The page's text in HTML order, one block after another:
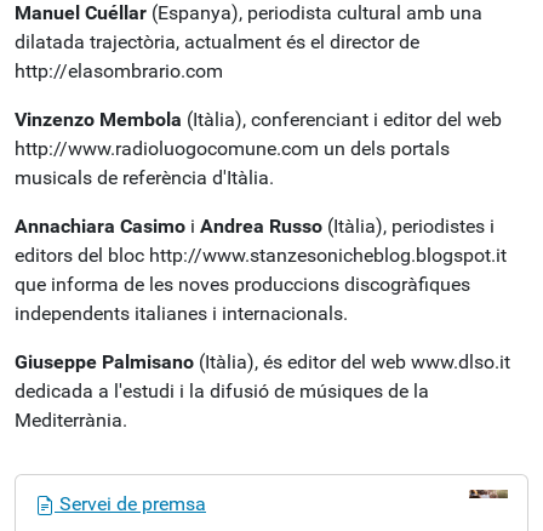
Manuel Cuéllar (Espanya), periodista cultural amb una
dilatada trajectòria, actualment és el director de
http://elasombrario.com
Vinzenzo Membola (Itàlia), conferenciant i editor del web
http://www.radioluogocomune.com un dels portals
musicals de referència d'Itàlia.
Annachiara Casimo i Andrea Russo (Itàlia), periodistes i
editors del bloc http://www.stanzesonicheblog.blogspot.it
que informa de les noves produccions discogràfiques
independents italianes i internacionals.
Giuseppe Palmisano (Itàlia), és editor del web www.dlso.it
dedicada a l'estudi i la difusió de músiques de la
Mediterrània.
Servei de premsa